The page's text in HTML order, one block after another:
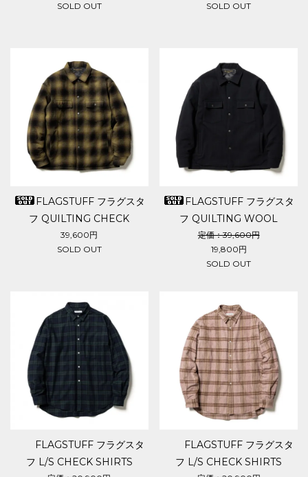
SOLD OUT
SOLD OUT
FLAGSTUFF フラグスタ
フ QUILTING CHECK
SHIRTS
39,600円
SOLD OUT
FLAGSTUFF フラグスタ
フ QUILTING WOOL
SHIRTS
定価：39,600円
19,800円
SOLD OUT
FLAGSTUFF フラグスタ
フ L/S CHECK SHIRTS
FLAGSTUFF フラグスタ
フ L/S CHECK SHIRTS